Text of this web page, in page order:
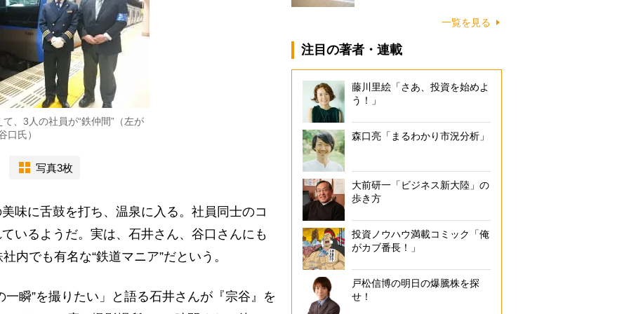
、3人の社員が“鉄仲間”（左が
口氏）
写真3枚
に舌鼓を打ち、温泉に入る。社員同士のコ
いるようだ。実は、石井さん、谷口さんにも
内でも有名な“鉄道マニア”だという。
瞬”を撮りたい」と語る石井さんが『宗谷』を
一覧を見る
注目の著者・連載
藤川里絵「さあ、投資を始めよ
う！」
森口亮「まるわかり市況分析」
大前研一「ビジネス新大陸」の
歩き方
投資ノウハウ満載コミック「俺
がカブ番長！」
戸松信博の明日の爆騰株を探
せ！